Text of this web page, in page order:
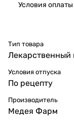
Условия оплаты
Тип товара
Лекарственный
Условия отпуска
По рецепту
Производитель
Медея Фарм